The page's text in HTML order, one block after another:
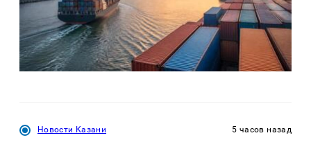
Новости Казани 5 часов назад